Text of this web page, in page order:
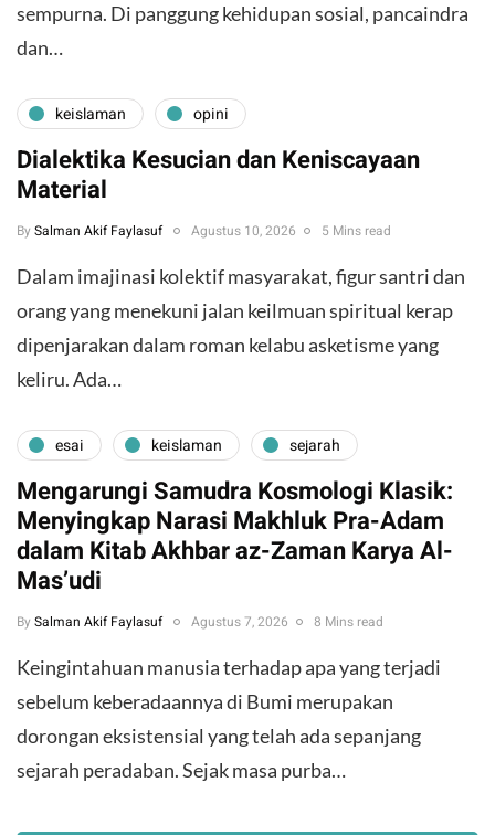
sempurna. Di panggung kehidupan sosial, pancaindra
dan…
keislaman opini
Dialektika Kesucian dan Keniscayaan
Material
By Salman Akif Faylasuf Agustus 10, 2026 5 Mins read
Dalam imajinasi kolektif masyarakat, figur santri dan
orang yang menekuni jalan keilmuan spiritual kerap
dipenjarakan dalam roman kelabu asketisme yang
keliru. Ada…
esai keislaman sejarah
Mengarungi Samudra Kosmologi Klasik:
Menyingkap Narasi Makhluk Pra-Adam
dalam Kitab Akhbar az-Zaman Karya Al-
Mas’udi
By Salman Akif Faylasuf Agustus 7, 2026 8 Mins read
Keingintahuan manusia terhadap apa yang terjadi
sebelum keberadaannya di Bumi merupakan
dorongan eksistensial yang telah ada sepanjang
sejarah peradaban. Sejak masa purba…